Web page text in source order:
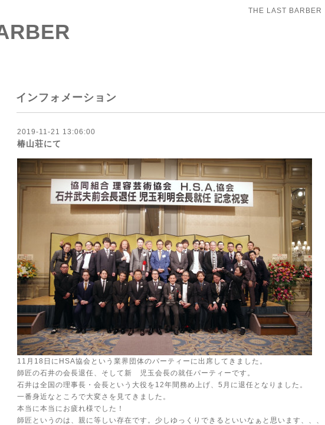
THE LAST BARBER
インフォメーション
2019-11-21 13:06:00
椿山荘にて
11月18日にHSA協会という業界団体のパーティーに出席してきました。
師匠の石井の会長退任、そして新 児玉会長の就任パーティーです。
石井は全国の理事長・会長という大役を12年間務め上げ、5月に退任となりました。
一番身近なところで大変さを見てきました。
本当に本当にお疲れ様でした！
師匠というのは、親に等しい存在です。少しゆっくりできるといいなぁと思います、、、